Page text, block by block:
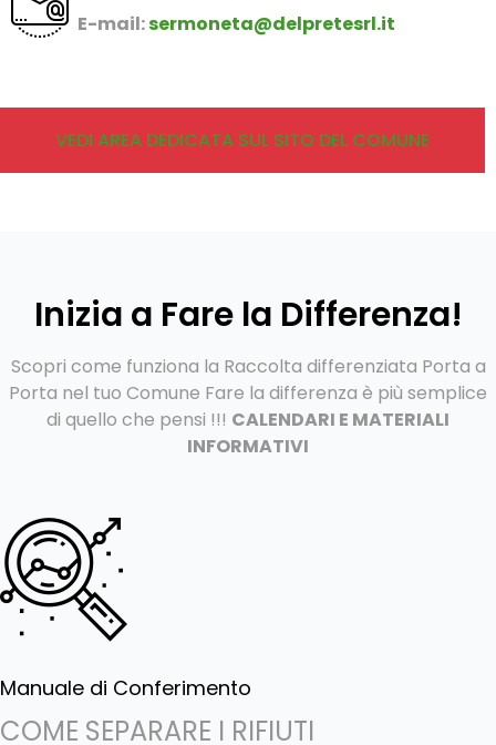
E-mail:sermoneta@delpretesrl.it
VEDI AREA DEDICATA SUL SITO DEL COMUNE
Inizia a Fare la Differenza!
Scopri come funziona la Raccolta differenziata Porta a
Porta nel tuo Comune Fare la differenza è più semplice
di quello che pensi !!! CALENDARI E MATERIALI
INFORMATIVI
Manuale di Conferimento
COME SEPARARE I RIFIUTI